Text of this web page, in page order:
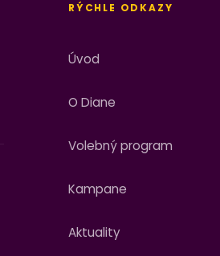
RÝCHLE ODKAZY
Úvod
O Diane
Volebný program
Kampane
Aktuality